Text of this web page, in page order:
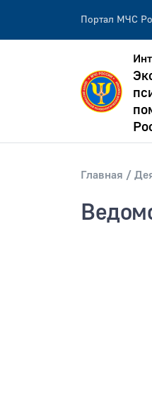
Портал МЧС
Искать по:
Главная